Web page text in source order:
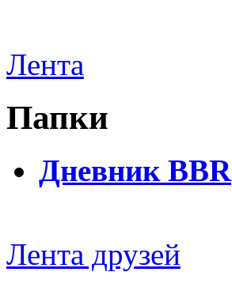
Лента
Папки
Дневник BBR
Лента друзей